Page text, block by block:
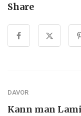
Share
DAVOR
Kann man